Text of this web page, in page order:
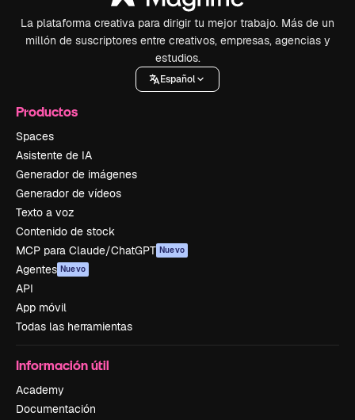
La plataforma creativa para dirigir tu mejor trabajo. Más de un
millón de suscriptores entre creativos, empresas, agencias y
estudios.
Español
Productos
Spaces
Asistente de IA
Generador de imágenes
Generador de vídeos
Texto a voz
Contenido de stock
MCP para Claude/ChatGPT Nuevo
Agentes Nuevo
API
App móvil
Todas las herramientas
Información útil
Academy
Documentación